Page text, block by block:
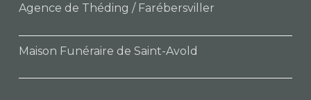
Agence de Théding / Farébersviller
Maison Funéraire de Saint-Avold